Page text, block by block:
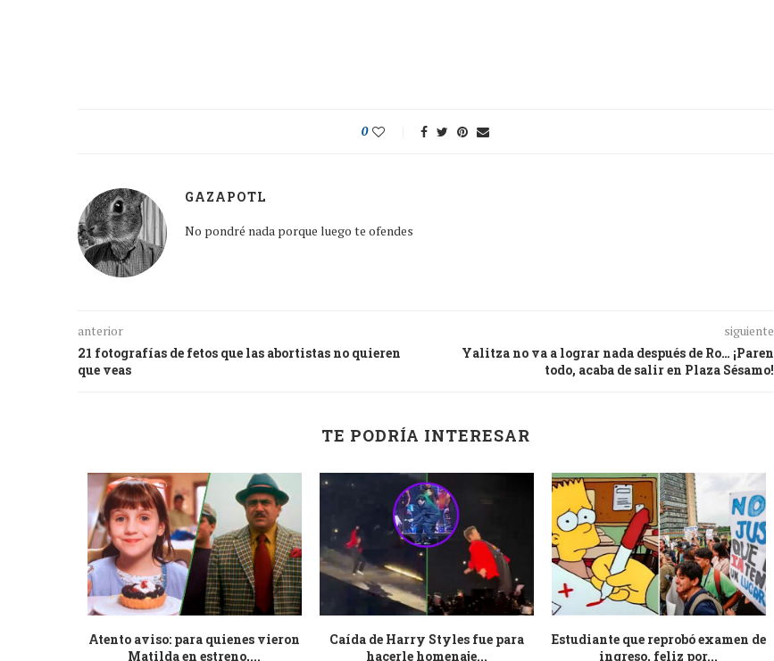
0
GAZAPOTL
No pondré nada porque luego te ofendes
anterior
21 fotografías de fetos que las abortistas no quieren
que veas
siguiente
Yalitza no va a lograr nada después de Ro… ¡Paren
todo, acaba de salir en Plaza Sésamo!
TE PODRÍA INTERESAR
Atento aviso: para quienes vieron
Matilda en estreno,...
Caída de Harry Styles fue para
hacerle homenaje...
Estudiante que reprobó examen de
ingreso, feliz por...